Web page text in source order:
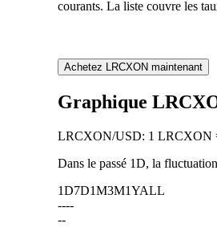
courants. La liste couvre les
Achetez LRCXON maintenant
Graphique
LRCXON/USD: 1 LRCXON
Dans le passé 1D, la
1D7D1M3M1YALL
----
--